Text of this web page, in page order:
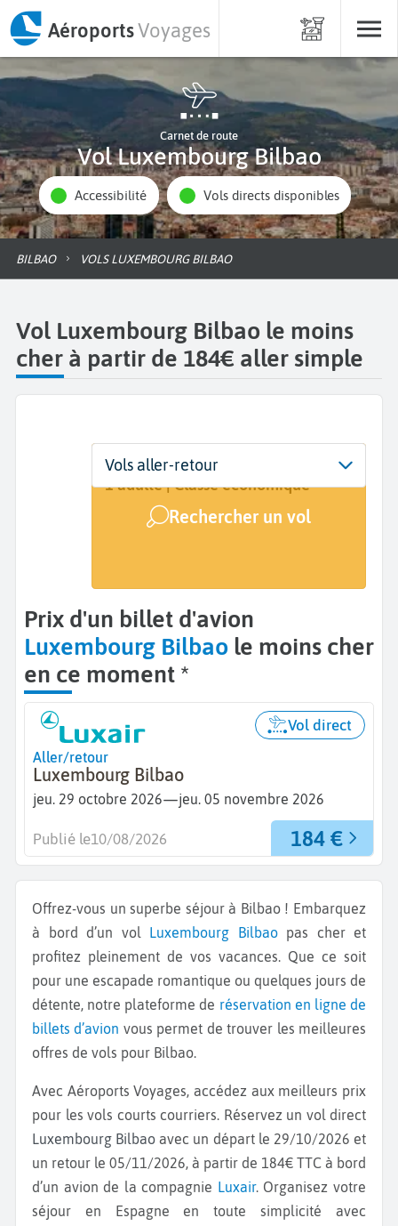
AéroportsVoyages
Carnet de route
Vol Luxembourg Bilbao
Accessibilité Vols directs disponibles
BILBAO VOLS LUXEMBOURG BILBAO
Vol Luxembourg Bilbao le moins
cher à partir de 184€ aller simple
Départ
Luxembourg (LUX)
Dates
29 oct. - 5 nov.
Voyageurs | Classe
1 adulte | Classe économique
Rechercher un vol
Vols aller-retour
Prix d'un billet d'avion
Luxembourg Bilbao le moins cher
en ce moment *
Aller/retour
Luxembourg Bilbao
jeu. 29 octobre 2026—jeu. 05 novembre 2026
Vol direct
184 €
Publié le10/08/2026
Offrez-vous un superbe séjour à Bilbao ! Embarquez
à bord d’un vol Luxembourg Bilbaopas cher et
profitez pleinement de vos vacances. Que ce soit
pour une escapade romantique ou quelques jours de
détente, notre plateforme de réservation en ligne de
billets d’avion vous permet de trouver les meilleures
offres de vols pour Bilbao.
Avec Aéroports Voyages, accédez aux meilleurs prix
pour les vols courts courriers. Réservez un vol direct
Luxembourg Bilbaoavec un départ le 29/10/2026 et
un retour le 05/11/2026, à partir de 184€ TTC à bord
d’un avion de la compagnie Luxair. Organisez votre
séjour en Espagne en toute simplicité avec